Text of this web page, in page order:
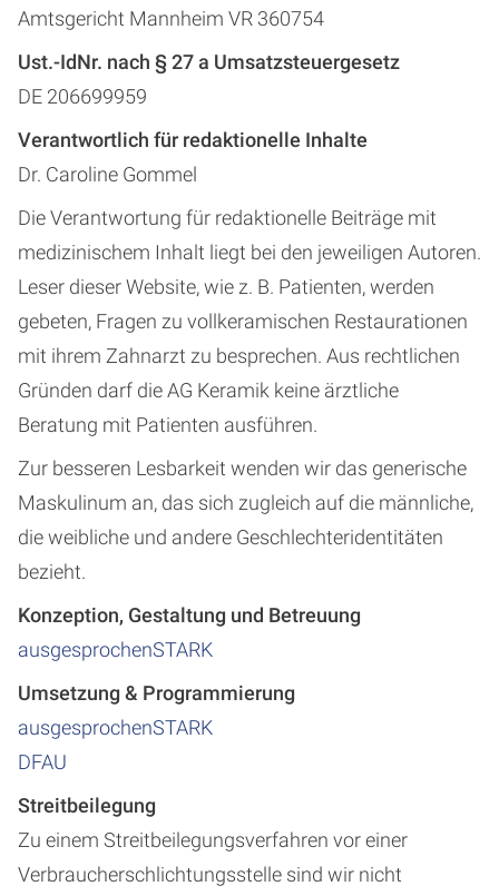
Amtsgericht Mannheim VR 360754
Ust.-IdNr. nach § 27 a Umsatzsteuergesetz
DE 206699959
Verantwortlich für redaktionelle Inhalte
Dr. Caroline Gommel
Die Verantwortung für redaktionelle Beiträge mit
medizinischem Inhalt liegt bei den jeweiligen Autoren.
Leser dieser Website, wie z. B. Patienten, werden
gebeten, Fragen zu vollkeramischen Restaurationen
mit ihrem Zahnarzt zu besprechen. Aus rechtlichen
Gründen darf die AG Keramik keine ärztliche
Beratung mit Patienten ausführen.
Zur besseren Lesbarkeit wenden wir das generische
Maskulinum an, das sich zugleich auf die männliche,
die weibliche und andere Geschlechteridentitäten
bezieht.
Konzeption, Gestaltung und Betreuung
ausgesprochenSTARK
Umsetzung & Programmierung
ausgesprochenSTARK
DFAU
Streitbeilegung
Zu einem Streitbeilegungsverfahren vor einer
Verbraucherschlichtungsstelle sind wir nicht